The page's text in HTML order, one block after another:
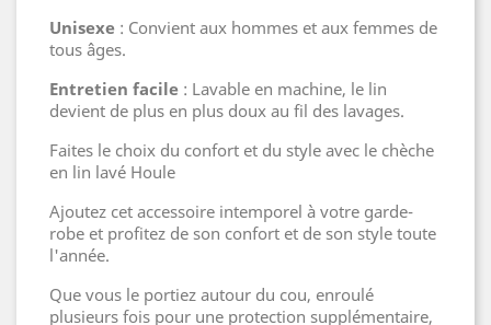
Unisexe : Convient aux hommes et aux femmes de
tous âges.
Entretien facile : Lavable en machine, le lin
devient de plus en plus doux au fil des lavages.
Faites le choix du confort et du style avec le chèche
en lin lavé Houle
Ajoutez cet accessoire intemporel à votre garde-
robe et profitez de son confort et de son style toute
l'année.
Que vous le portiez autour du cou, enroulé
plusieurs fois pour une protection supplémentaire,